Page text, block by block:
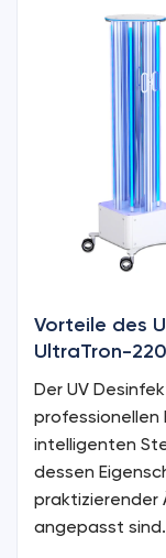
Vorteile des
UltraTron-
Der UV
professionellen
intelligenten
dessen
praktizierender
angepasst